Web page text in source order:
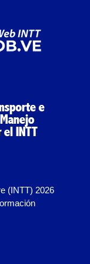
de motivo de un
(valla
o
(INTT) 2026